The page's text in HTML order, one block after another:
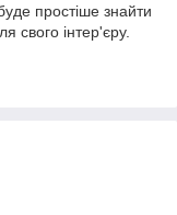
простіше знайти
свого інтер'єру.